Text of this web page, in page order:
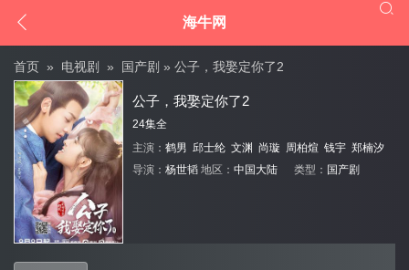
海牛网


首页 » 电视剧 » 国产剧 » 公子，我娶定你了2
公子，我娶定你了2
24集全
主演： 鹤男 邱士纶 文渊 尚璇 周柏煊 钱宇 郑楠汐
导演： 杨世韬 地区： 中国大陆 类型： 国产剧